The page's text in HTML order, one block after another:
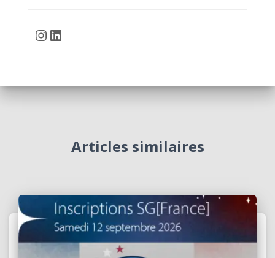
InstagramLinkedIn
Articles similaires